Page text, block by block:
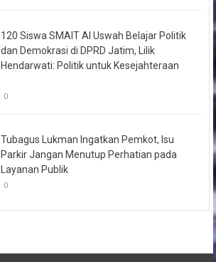
120 Siswa SMAIT Al Uswah Belajar Politik
dan Demokrasi di DPRD Jatim, Lilik
Hendarwati: Politik untuk Kesejahteraan
0
Tubagus Lukman Ingatkan Pemkot, Isu
Parkir Jangan Menutup Perhatian pada
Layanan Publik
0